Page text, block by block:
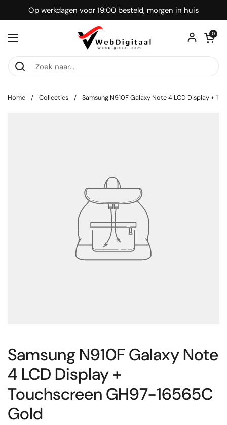
Ga naar content
Op werkdagen voor 19:00 besteld, morgen in huis
Menu openen
0
Home / Collecties / Samsung N910F Galaxy Note 4 LCD Display +
Samsung N910F Galaxy Note
4 LCD Display +
Touchscreen GH97-16565C
Gold